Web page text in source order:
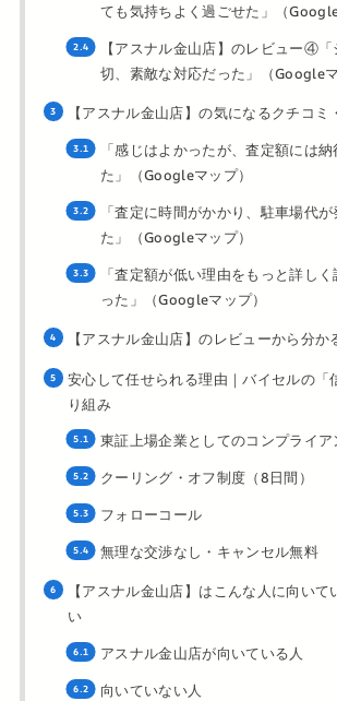
ても気持ちよく過ごせた」（Google
【アスナル金山店】のレビュー④
切、素敵な対応だった」（Googleマ
【アスナル金山店】の気になるクチコミ
「感じはよかったが、査定額には
た」（Googleマップ）
「査定に時間がかかり、駐車場代
た」（Googleマップ）
「査定額が低い理由をもっと詳し
った」（Googleマップ）
【アスナル金山店】のレビューから分か
安心して任せられる理由｜バイセルの「
り組み
東証上場企業としてのコンプライア
クーリング・オフ制度（8日間）
フォローコール
無理な交渉なし・キャンセル無料
【アスナル金山店】はこんな人に向い
い
アスナル金山店が向いている人
向いていない人